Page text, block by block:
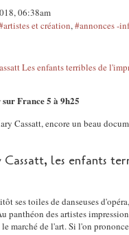
06:38am
et création,#annonces -
France 5 à 9h25
Cassatt, encore un beau
Cassatt, les enfants
ses toiles de danseuses
panthéon des artistes
marché de l'art. Si l'on